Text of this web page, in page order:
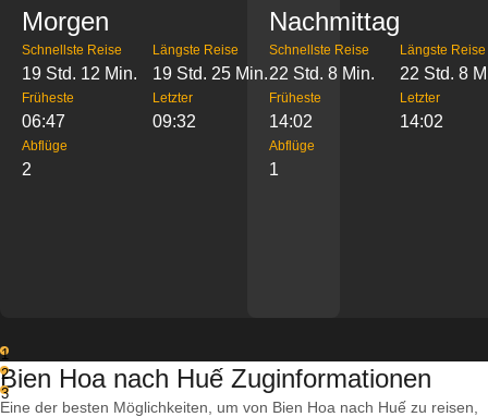
Morgen
Schnellste Reise
19 Std. 12 Min.
Längste Reise
19 Std. 25 Min.
Früheste
06:47
Letzter
09:32
Abflüge
2
Nachmittag
Schnellste Reise
22 Std. 8 Min.
Längste Reise
22 Std. 8
Früheste
14:02
Letzter
14:02
Abflüge
1
1
2
3
Bien Hoa nach Huế Zuginformationen
Eine der besten Möglichkeiten, um von Bien Hoa nach Huế zu reisen,